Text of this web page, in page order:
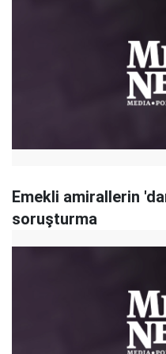
Emekli amirallerin
soruşturma